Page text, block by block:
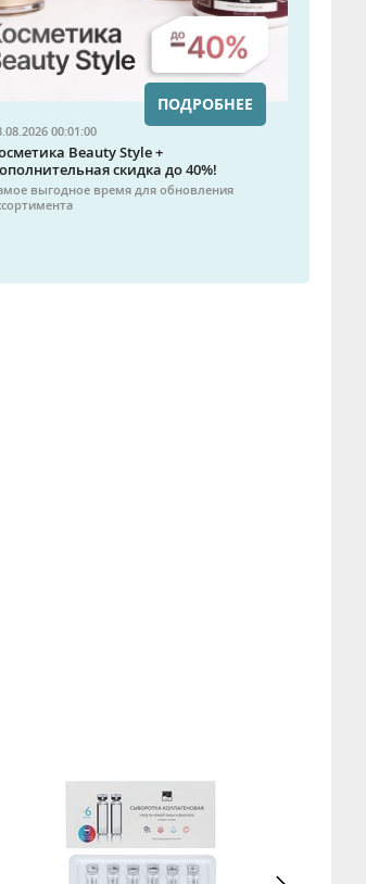
00:01:00
Beauty Style +
скидка до 40%!
выгодное время для обновления
ПОДРОБНЕЕ